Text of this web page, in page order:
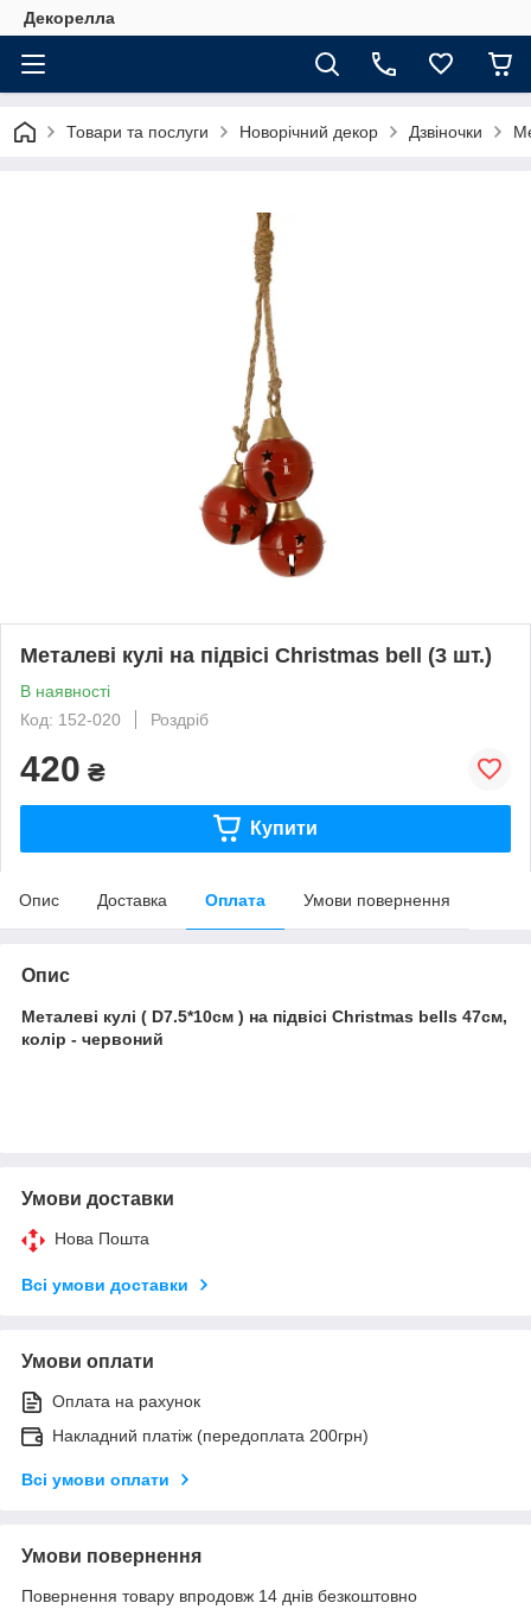
Декорелла
Товари та послуги Новорічний декор Дзвіночки
Металеві кулі на підвісі Christmas bell (3 шт.)
В наявності
Код: 152-020
Роздріб
420 ₴
Купити
Опис Доставка Оплата Умови повернення
Опис
Металеві кулі ( D7.5*10см ) на підвісі Christmas bells 47см,
колір - червоний
Умови доставки
Нова Пошта
Всі умови доставки
Умови оплати
Оплата на рахунок
Накладний платіж (передоплата 200грн)
Всі умови оплати
Умови повернення
Повернення товару впродовж 14 днів безкоштовно